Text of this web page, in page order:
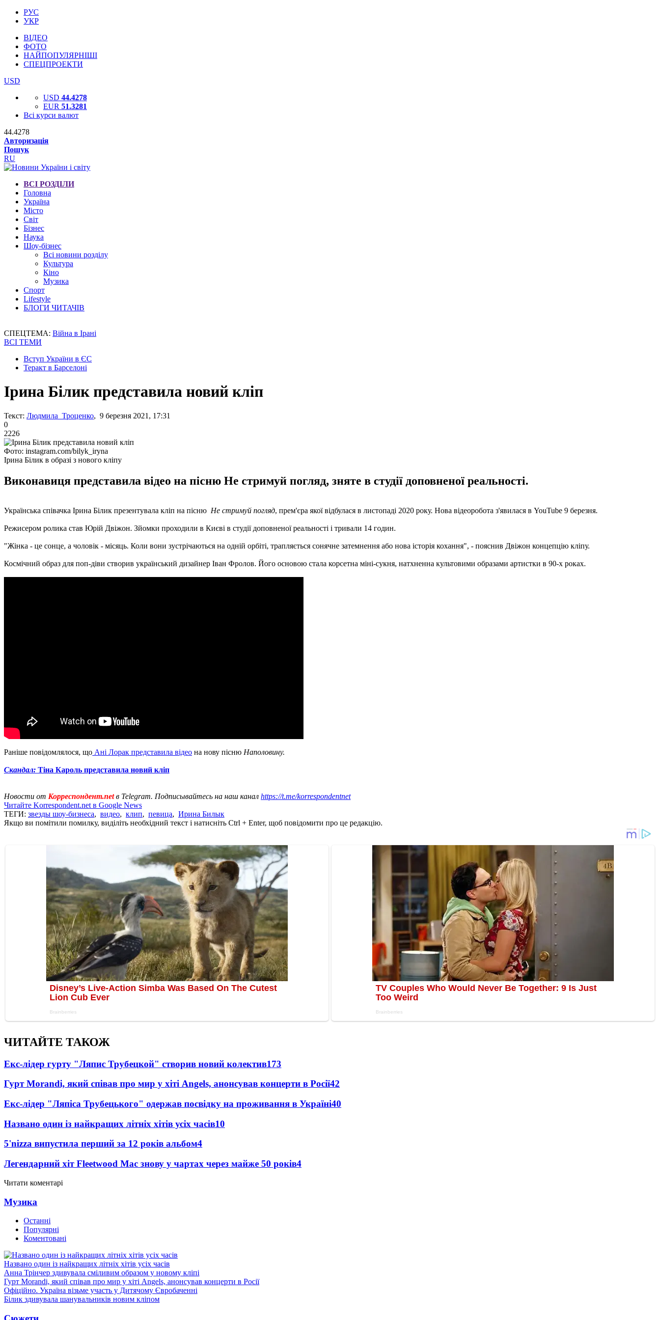
РУС
УКР
ВІДЕО
ФОТО
НАЙПОПУЛЯРНІШІ
СПЕЦПРОЕКТИ
USD
USD 44.4278
EUR 51.3281
Всі курси валют
44.4278
Авторизація
Пошук
RU
ВСІ РОЗДІЛИ
Головна
Україна
Місто
Світ
Бізнес
Наука
Шоу-бізнес
Всі новини розділу
Культура
Кіно
Музика
Спорт
Lifestyle
БЛОГИ ЧИТАЧІВ
СПЕЦТЕМА: Війна в Ірані
ВСІ ТЕМИ
Вступ України в ЄС
Теракт в Барселоні
Ірина Білик представила новий кліп
Текст: Людмила Троценко, 9 березня 2021, 17:31
0
2226
Фото: instagram.com/bilyk_iryna
Ірина Білик в образі з нового кліпу
Виконавиця представила відео на пісню Не стримуй погляд, зняте в студії доповненої реальності.
Українська співачка Ірина Білик презентувала кліп на пісню Не стримуй погляд, прем'єра якої відбулася в листопаді 2020 року. Нова відеоробота з'явилася в YouTube 9 березня.
Режисером ролика став Юрій Двіжон. Зйомки проходили в Києві в студії доповненої реальності і тривали 14 годин.
"Жінка - це сонце, а чоловік - місяць. Коли вони зустрічаються на одній орбіті, трапляється сонячне затемнення або нова історія кохання", - пояснив Двіжон концепцію кліпу.
Космічний образ для поп-діви створив український дизайнер Іван Фролов. Його основою стала корсетна міні-сукня, натхненна культовими образами артистки в 90-х роках.
Раніше повідомлялося, що Ані Лорак представила відео на нову пісню Наполовину.
Скандал: Тіна Кароль представила новий кліп
Новости от Корреспондент.netв Telegram. Подписывайтесь на наш канал https://t.me/korrespondentnet
Читайте Korrespondent.net в Google News
ТЕГИ: звезды шоу-бизнеса, видео, клип, певица, Ирина Билык
Якщо ви помітили помилку, виділіть необхідний текст і натисніть Ctrl + Enter, щоб повідомити про це редакцію.
ЧИТАЙТЕ ТАКОЖ
Екс-лідер гурту "Ляпис Трубецкой" створив новий колектив173
Гурт Morandi, який співав про мир у хіті Angels, анонсував концерти в Росії42
Екс-лідер "Ляпіса Трубецького" одержав посвідку на проживання в Україні40
Названо один із найкращих літніх хітів усіх часів10
5'nizza випустила перший за 12 років альбом4
Легендарний хіт Fleetwood Mac знову у чартах через майже 50 років4
Читати коментарі
Музика
Останні
Популярні
Коментовані
Названо один із найкращих літніх хітів усіх часів
Анна Трінчер здивувала сміливим образом у новому кліпі
Гурт Morandi, який співав про мир у хіті Angels, анонсував концерти в Росії
Офіційно. Україна візьме участь у Дитячому Євробаченні
Білик здивувала шанувальників новим кліпом